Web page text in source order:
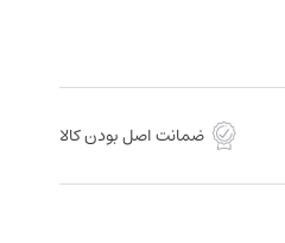
ضمانت اصل بودن کالا